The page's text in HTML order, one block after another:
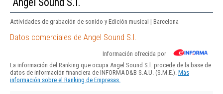
Actividades de grabación de sonido y Edición musical | Barcelona
Datos comerciales de Angel Sound S.l.
Información ofrecida por
La información del Ranking que ocupa Angel Sound S.l. procede de la base de
datos de información financiera de INFORMA D&B S.A.U. (S.M.E.). Más
información sobre el Ranking de Empresas.